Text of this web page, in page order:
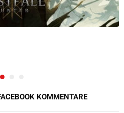
KOMMENTARE